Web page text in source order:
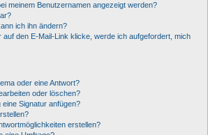
meinem Benutzernamen angezeigt werden?
ich ihn ändern?
auf den E-Mail-Link klicke, werde ich aufgefordert, mich
oder eine Antwort?
oder löschen?
Signatur anfügen?
erstellen?